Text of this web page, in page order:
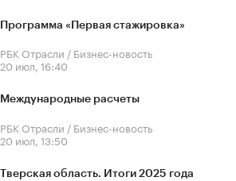
Программа «Первая стажировка»
РБК Отрасли / Бизнес-новость
20 июл, 16:40
Международные расчеты
РБК Отрасли / Бизнес-новость
20 июл, 13:50
Тверская область. Итоги 2025 года